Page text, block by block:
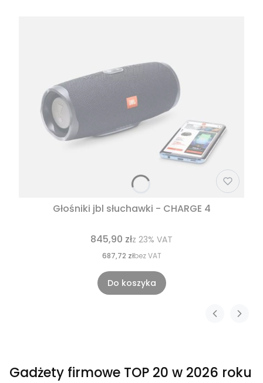
Głośniki jbl słuchawki - CHARGE 4
845,90 złz 23% VAT
687,72 złbez VAT
Do koszyka
Gadżety firmowe TOP 20 w 2026 roku